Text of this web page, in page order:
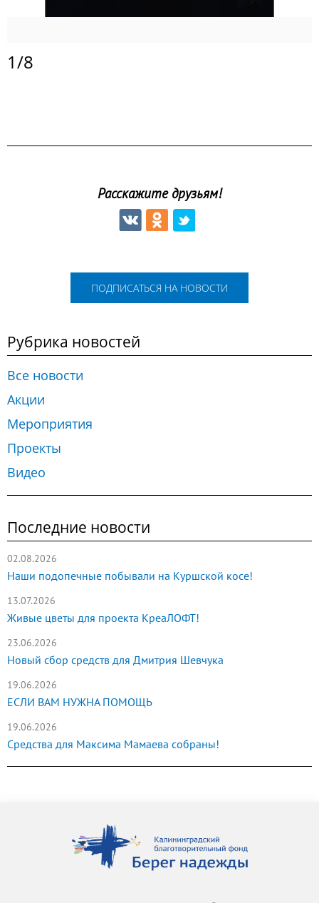
1/8
Расскажите друзьям!
ПОДПИСАТЬСЯ НА НОВОСТИ
Рубрика новостей
Все новости
Акции
Мероприятия
Проекты
Видео
Последние новости
02.08.2026
Наши подопечные побывали на Куршской косе!
13.07.2026
Живые цветы для проекта КреаЛОФТ!
23.06.2026
Новый сбор средств для Дмитрия Шевчука
19.06.2026
ЕСЛИ ВАМ НУЖНА ПОМОЩЬ
19.06.2026
Средства для Максима Мамаева собраны!